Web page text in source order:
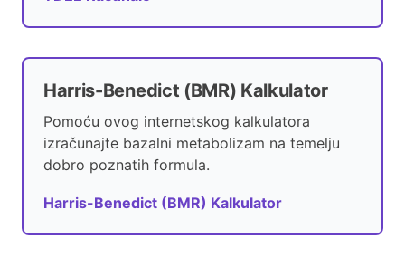
Harris-Benedict (BMR) Kalkulator
Pomoću ovog internetskog kalkulatora
izračunajte bazalni metabolizam na temelju
dobro poznatih formula.
Harris-Benedict (BMR) Kalkulator